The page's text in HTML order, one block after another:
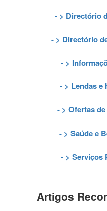
- > Directório
- > Directório
- >
- > Lendas e
- > Ofertas
- >Saúde e
- >Serviços
Artigos